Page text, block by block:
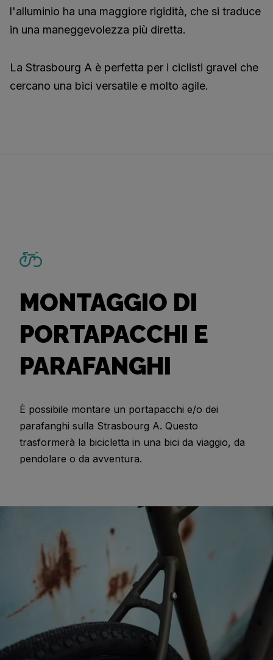
l'alluminio ha una maggiore rigidità, che si traduce
in una maneggevolezza più diretta.
La Strasbourg A è perfetta per i ciclisti gravel che
cercano una bici versatile e molto agile.
MONTAGGIO DI
PORTAPACCHI E
PARAFANGHI
È possibile montare un portapacchi e/o dei
parafanghi sulla Strasbourg A. Questo
trasformerà la bicicletta in una bici da viaggio, da
pendolare o da avventura.